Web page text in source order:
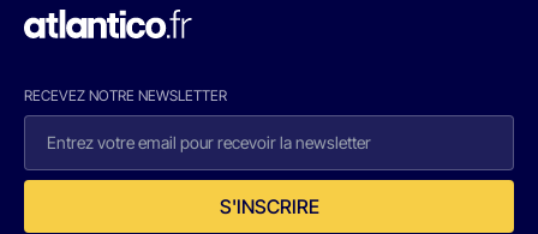
RECEVEZ NOTRE NEWSLETTER
S'INSCRIRE